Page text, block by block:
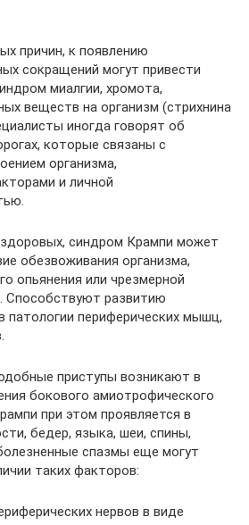
причин, к появлению
сокращений могут привести
миалгии, хромота,
веществ на организм (стрихнина
иногда говорят об
которые связаны с
организма,
и личной
синдром Крампи может
обезвоживания организма,
опьянения или чрезмерной
Способствуют развитию
патологии периферических мышц,
приступы возникают в
бокового амиотрофического
при этом проявляется в
бедер, языка, шеи, спины,
спазмы еще могут
таких факторов:
нервов в виде